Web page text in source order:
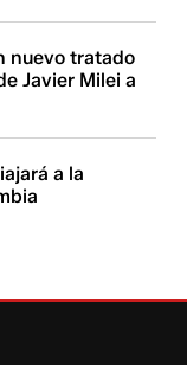
nuevo tratado
Javier Milei a
a la